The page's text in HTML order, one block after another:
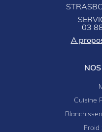
03
A
Cuisine
Froid